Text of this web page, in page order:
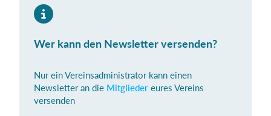
Deutsch
Einloggen
Wer kann den Newsletter versenden?
Nur ein Vereinsadministrator kann einen
Newsletter an die Mitglieder eures Vereins
versenden